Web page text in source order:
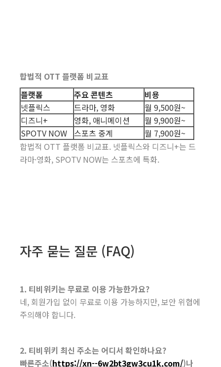
합법적 OTT 플랫폼 비교표
플랫폼
주요 콘텐츠
비용
넷플릭스
드라마, 영화
월 9,500원~
디즈니+
영화, 애니메이션
월 9,900원~
SPOTV NOW 스포츠 중계
월 7,900원~
합법적 OTT 플랫폼 비교표. 넷플릭스와 디즈니+는 드
라마·영화, SPOTV NOW는 스포츠에 특화.
자주 묻는 질문 (FAQ)
1. 티비위키는 무료로 이용 가능한가요?
네, 회원가입 없이 무료로 이용 가능하지만, 보안 위협에
주의해야 합니다.
2. 티비위키 최신 주소는 어디서 확인하나요?
빠른주소(https://xn--6w2bt3gw3cu1k.com/)나